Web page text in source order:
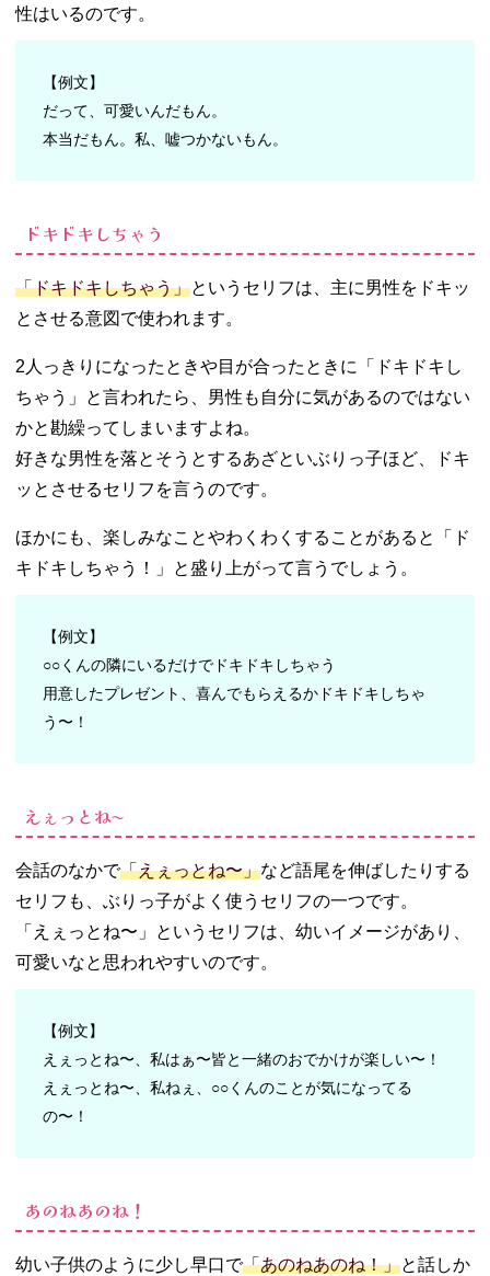
性はいるのです。
【例文】
だって、可愛いんだもん。
本当だもん。私、嘘つかないもん。
ドキドキしちゃう
「ドキドキしちゃう」というセリフは、主に男性をドキッ
とさせる意図で使われます。
2人っきりになったときや目が合ったときに「ドキドキし
ちゃう」と言われたら、男性も自分に気があるのではない
かと勘繰ってしまいますよね。
好きな男性を落とそうとするあざといぶりっ子ほど、ドキ
ッとさせるセリフを言うのです。
ほかにも、楽しみなことやわくわくすることがあると「ド
キドキしちゃう！」と盛り上がって言うでしょう。
【例文】
○○くんの隣にいるだけでドキドキしちゃう
用意したプレゼント、喜んでもらえるかドキドキしちゃ
う〜！
えぇっとね〜
会話のなかで「えぇっとね〜」など語尾を伸ばしたりする
セリフも、ぶりっ子がよく使うセリフの一つです。
「えぇっとね〜」というセリフは、幼いイメージがあり、
可愛いなと思われやすいのです。
【例文】
えぇっとね〜、私はぁ〜皆と一緒のおでかけが楽しい〜！
えぇっとね〜、私ねぇ、○○くんのことが気になってる
の〜！
あのねあのね！
幼い子供のように少し早口で「あのねあのね！」と話しか